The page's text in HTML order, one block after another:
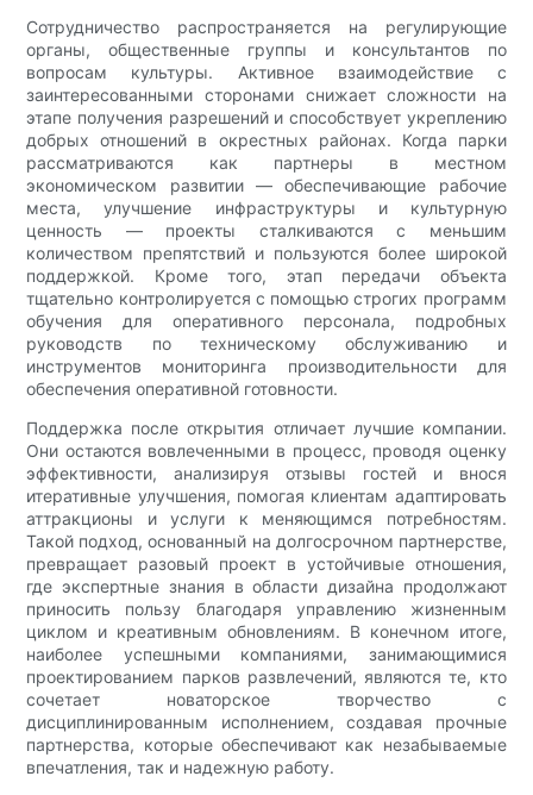
Сотрудничество распространяется на регулирующие
органы, общественные группы и консультантов по
вопросам культуры. Активное взаимодействие с
заинтересованными сторонами снижает сложности на
этапе получения разрешений и способствует укреплению
добрых отношений в окрестных районах. Когда парки
рассматриваются как партнеры в местном
экономическом развитии — обеспечивающие рабочие
места, улучшение инфраструктуры и культурную
ценность — проекты сталкиваются с меньшим
количеством препятствий и пользуются более широкой
поддержкой. Кроме того, этап передачи объекта
тщательно контролируется с помощью строгих программ
обучения для оперативного персонала, подробных
руководств по техническому обслуживанию и
инструментов мониторинга производительности для
обеспечения оперативной готовности.
Поддержка после открытия отличает лучшие компании.
Они остаются вовлеченными в процесс, проводя оценку
эффективности, анализируя отзывы гостей и внося
итеративные улучшения, помогая клиентам адаптировать
аттракционы и услуги к меняющимся потребностям.
Такой подход, основанный на долгосрочном партнерстве,
превращает разовый проект в устойчивые отношения,
где экспертные знания в области дизайна продолжают
приносить пользу благодаря управлению жизненным
циклом и креативным обновлениям. В конечном итоге,
наиболее успешными компаниями, занимающимися
проектированием парков развлечений, являются те, кто
сочетает новаторское творчество с
дисциплинированным исполнением, создавая прочные
партнерства, которые обеспечивают как незабываемые
впечатления, так и надежную работу.